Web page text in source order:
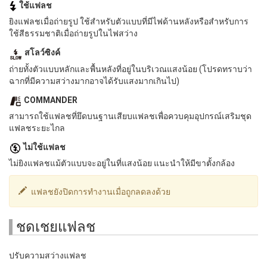
ใช้แฟลช
ยิงแฟลชเมื่อถ่ายรูป ใช้สำหรับตัวแบบที่มีไฟด้านหลังหรือสำหรับการ
ใช้สีธรรมชาติเมื่อถ่ายรูปในไฟสว่าง
สโลว์ซิงค์
ถ่ายทั้งตัวแบบหลักและพื้นหลังที่อยู่ในบริเวณแสงน้อย (โปรดทราบว่า
ฉากที่มีความสว่างมากอาจได้รับแสงมากเกินไป)
COMMANDER
สามารถใช้แฟลชที่ยึดบนฐานเสียบแฟลชเพื่อควบคุมอุปกรณ์เสริมชุด
แฟลชระยะไกล
ไม่ใช้แฟลช
ไม่ยิงแฟลชแม้ตัวแบบจะอยู่ในที่แสงน้อย แนะนำให้มีขาตั้งกล้อง
แฟลชยังปิดการทำงานเมื่อถูกลดลงด้วย
ชดเชยแฟลช
ปรับความสว่างแฟลช